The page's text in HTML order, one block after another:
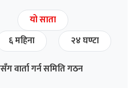
यो साता
६ महिना २४ घण्टा
वार्ता गर्न समिति गठन